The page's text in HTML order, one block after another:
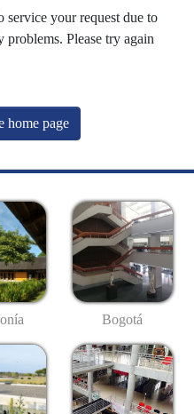
service your request due to
Please try again
home page
Bogotá